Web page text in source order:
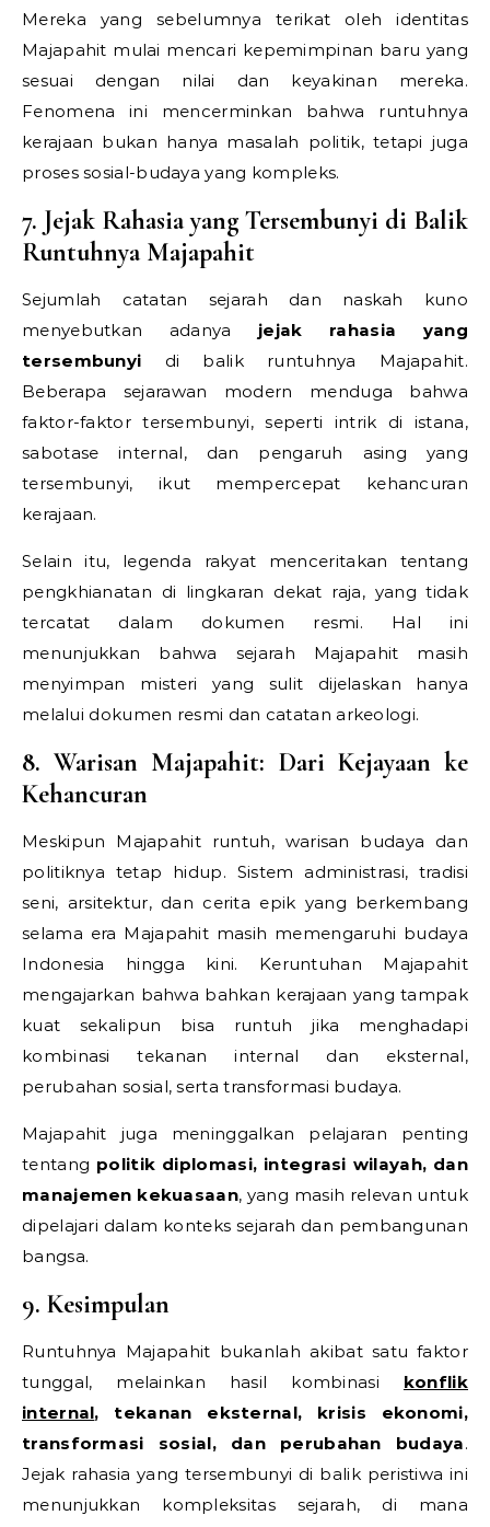
Mereka yang sebelumnya terikat oleh identitas
Majapahit mulai mencari kepemimpinan baru yang
sesuai dengan nilai dan keyakinan mereka.
Fenomena ini mencerminkan bahwa runtuhnya
kerajaan bukan hanya masalah politik, tetapi juga
proses sosial-budaya yang kompleks.
7. Jejak Rahasia yang Tersembunyi di Balik
Runtuhnya Majapahit
Sejumlah catatan sejarah dan naskah kuno
menyebutkan adanya jejak rahasia yang
tersembunyi di balik runtuhnya Majapahit.
Beberapa sejarawan modern menduga bahwa
faktor-faktor tersembunyi, seperti intrik di istana,
sabotase internal, dan pengaruh asing yang
tersembunyi, ikut mempercepat kehancuran
kerajaan.
Selain itu, legenda rakyat menceritakan tentang
pengkhianatan di lingkaran dekat raja, yang tidak
tercatat dalam dokumen resmi. Hal ini
menunjukkan bahwa sejarah Majapahit masih
menyimpan misteri yang sulit dijelaskan hanya
melalui dokumen resmi dan catatan arkeologi.
8. Warisan Majapahit: Dari Kejayaan ke
Kehancuran
Meskipun Majapahit runtuh, warisan budaya dan
politiknya tetap hidup. Sistem administrasi, tradisi
seni, arsitektur, dan cerita epik yang berkembang
selama era Majapahit masih memengaruhi budaya
Indonesia hingga kini. Keruntuhan Majapahit
mengajarkan bahwa bahkan kerajaan yang tampak
kuat sekalipun bisa runtuh jika menghadapi
kombinasi tekanan internal dan eksternal,
perubahan sosial, serta transformasi budaya.
Majapahit juga meninggalkan pelajaran penting
tentang politik diplomasi, integrasi wilayah, dan
manajemen kekuasaan, yang masih relevan untuk
dipelajari dalam konteks sejarah dan pembangunan
bangsa.
9. Kesimpulan
Runtuhnya Majapahit bukanlah akibat satu faktor
tunggal, melainkan hasil kombinasi konflik
internal, tekanan eksternal, krisis ekonomi,
transformasi sosial, dan perubahan budaya.
Jejak rahasia yang tersembunyi di balik peristiwa ini
menunjukkan kompleksitas sejarah, di mana